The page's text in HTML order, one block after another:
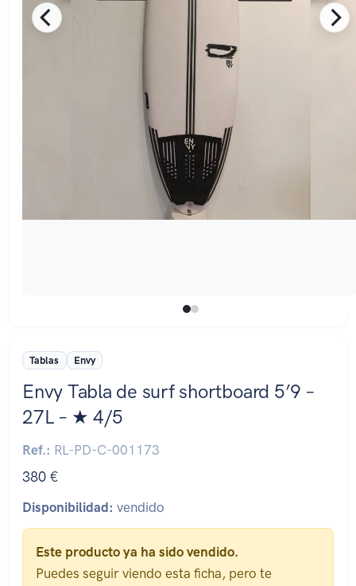
Tablas Envy
Envy Tabla de surf shortboard 5’9 –
27L – ★ 4/5
Ref.: RL-PD-C-001173
380 €
Disponibilidad: vendido
Este producto ya ha sido vendido.
Puedes seguir viendo esta ficha, pero te